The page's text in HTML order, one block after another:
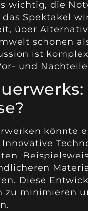
wichtig, die
Spektakel
über
schonen
ist
und
könnte
Diese
zu minimieren